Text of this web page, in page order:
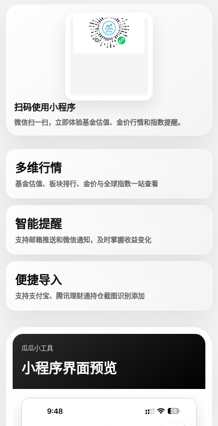
扫码使用小程序
微信扫一扫，立即体验基金估值、金价行情和指数提醒。
多维行情
基金估值、板块排行、金价与全球指数一站查看
智能提醒
支持邮箱推送和微信通知，及时掌握收益变化
便捷导入
支持支付宝、腾讯理财通持仓截图识别添加
瓜瓜小工具
小程序界面预览